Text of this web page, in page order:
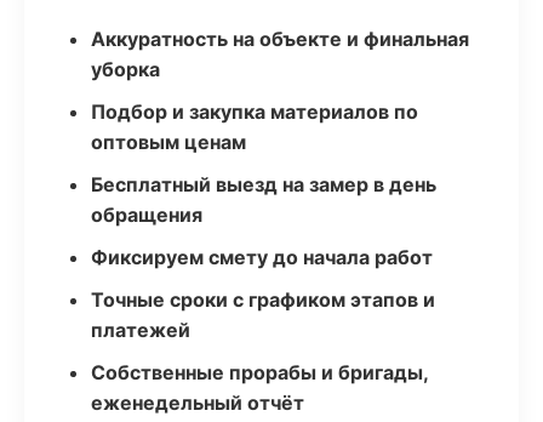
Аккуратность на объекте и финальная
уборка
Подбор и закупка материалов по
оптовым ценам
Бесплатный выезд на замер в день
обращения
Фиксируем смету до начала работ
Точные сроки с графиком этапов и
платежей
Собственные прорабы и бригады,
еженедельный отчёт